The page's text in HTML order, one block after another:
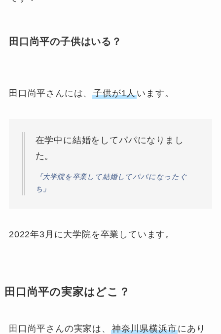
田口尚平の子供はいる？
田口尚平さんには、子供が1人います。
在学中に結婚をしてパパになりまし
た。
『大学院を卒業して結婚してパパになったぐ
ち』
2022年3月に大学院を卒業しています。
田口尚平の実家はどこ？
田口尚平さんの実家は、 神奈川県横浜市にあり